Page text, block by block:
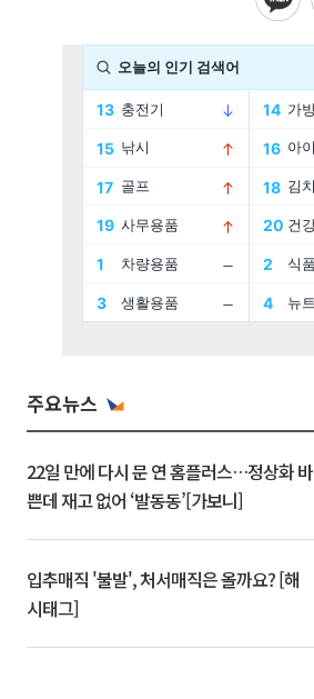
주요뉴스
22일 만에 다시 문 연 홈플러스…정상화 바
쁜데 재고 없어 ‘발동동’[가보니]
입추매직 '불발', 처서매직은 올까요? [해
시태그]